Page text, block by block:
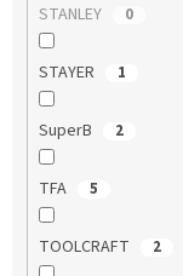
STANLEY 0
STAYER 1
SuperB 2
TFA 5
TOOLCRAFT 2